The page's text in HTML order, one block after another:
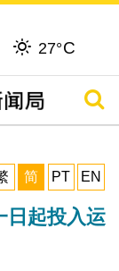
27°C
搜寻
简 PT EN
日起投入运